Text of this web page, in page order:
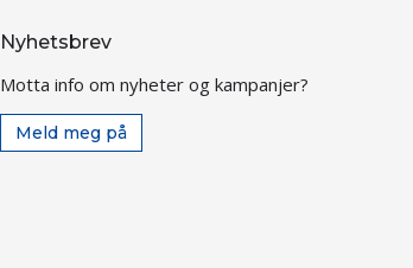
Nyhetsbrev
Motta info om nyheter og kampanjer?
Meld meg på